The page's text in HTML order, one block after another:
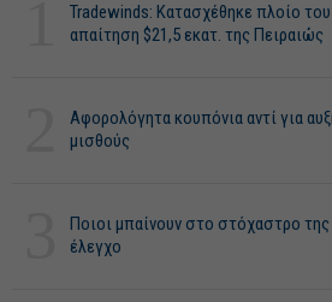
Tradewinds: Κατασχέθηκε πλοίο
απαίτηση $21,5 εκατ. της Πειραιώς
Αφορολόγητα κουπόνια αντί για
μισθούς
Ποιοι μπαίνουν στο στόχαστρο της
έλεγχο